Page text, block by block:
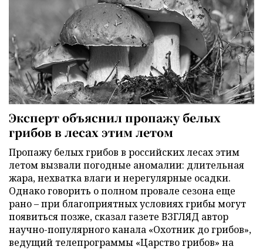
Эксперт объяснил пропажу белых
грибов в лесах этим летом
Пропажу белых грибов в российских лесах этим
летом вызвали погодные аномалии: длительная
жара, нехватка влаги и нерегулярные осадки.
Однако говорить о полном провале сезона еще
рано – при благоприятных условиях грибы могут
появиться позже, сказал газете ВЗГЛЯД автор
научно-популярного канала «Охотник до грибов»,
ведущий телепрограммы «Царство грибов» на